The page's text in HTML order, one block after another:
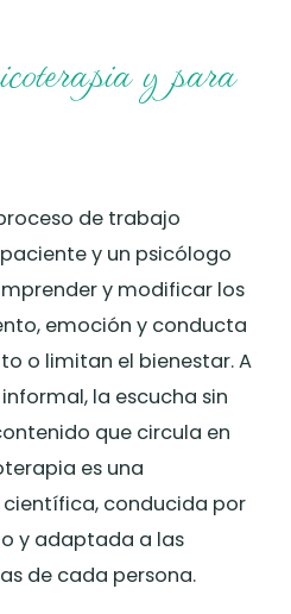
y para
de trabajo
y un psicólogo
y modificar los
emoción y conducta
o limitan el bienestar. A
la escucha sin
que circula en
es una
conducida por
y adaptada a las
de cada persona.